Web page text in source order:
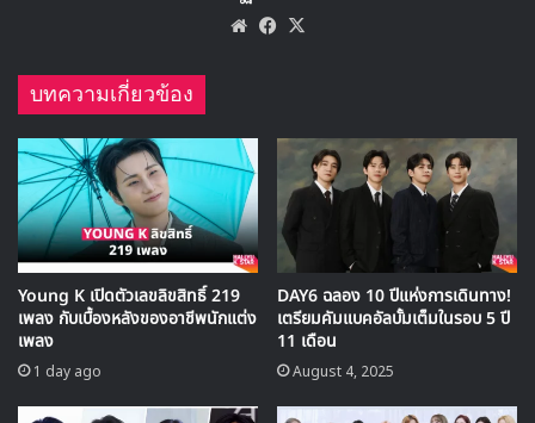
ผลงานซีรีส์มากกว่า 30 เรื่อง
มีผลงานละครโทรทัศน์หลากหลายแนวตั้งแต่วัยเด็กทั้งบทนำ
แรกที่เธอเริ่มเป็นที่รู้จักในฐานะนักแสดงเด็ก อีกทั้งยังมีผลงาน
ชื่อดังอีกมากมาย อาทิเช่น The Great Queen Seondeok
(2009),Dream High(2011), ได้รับการยอมรับในฐานะนัก
แสดงผู้ใหญ่ กับบทบาทวัยรุ่นเต็มวัยจาก
Hello, My
Twenties!(2016),Hot Stove League(2019),The
King’s Affection(2021),
Extraordinary Attorney
Woo